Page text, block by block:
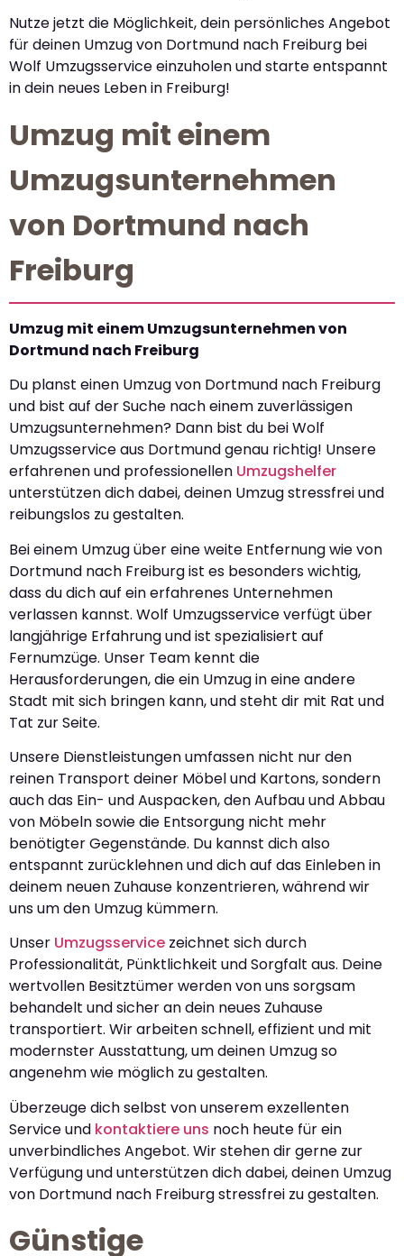
Nutze jetzt die Möglichkeit, dein persönliches Angebot
für deinen Umzug von Dortmund nach Freiburg bei
Wolf Umzugsservice einzuholen und starte entspannt
in dein neues Leben in Freiburg!
Umzug mit einem
Umzugsunternehmen
von Dortmund nach
Freiburg
Umzug mit einem Umzugsunternehmen von
Dortmund nach Freiburg
Du planst einen Umzug von Dortmund nach Freiburg
und bist auf der Suche nach einem zuverlässigen
Umzugsunternehmen? Dann bist du bei Wolf
Umzugsservice aus Dortmund genau richtig! Unsere
erfahrenen und professionellen Umzugshelfer
unterstützen dich dabei, deinen Umzug stressfrei und
reibungslos zu gestalten.
Bei einem Umzug über eine weite Entfernung wie von
Dortmund nach Freiburg ist es besonders wichtig,
dass du dich auf ein erfahrenes Unternehmen
verlassen kannst. Wolf Umzugsservice verfügt über
langjährige Erfahrung und ist spezialisiert auf
Fernumzüge. Unser Team kennt die
Herausforderungen, die ein Umzug in eine andere
Stadt mit sich bringen kann, und steht dir mit Rat und
Tat zur Seite.
Unsere Dienstleistungen umfassen nicht nur den
reinen Transport deiner Möbel und Kartons, sondern
auch das Ein- und Auspacken, den Aufbau und Abbau
von Möbeln sowie die Entsorgung nicht mehr
benötigter Gegenstände. Du kannst dich also
entspannt zurücklehnen und dich auf das Einleben in
deinem neuen Zuhause konzentrieren, während wir
uns um den Umzug kümmern.
Unser Umzugsservice zeichnet sich durch
Professionalität, Pünktlichkeit und Sorgfalt aus. Deine
wertvollen Besitztümer werden von uns sorgsam
behandelt und sicher an dein neues Zuhause
transportiert. Wir arbeiten schnell, effizient und mit
modernster Ausstattung, um deinen Umzug so
angenehm wie möglich zu gestalten.
Überzeuge dich selbst von unserem exzellenten
Service und kontaktiere uns noch heute für ein
unverbindliches Angebot. Wir stehen dir gerne zur
Verfügung und unterstützen dich dabei, deinen Umzug
von Dortmund nach Freiburg stressfrei zu gestalten.
Günstige